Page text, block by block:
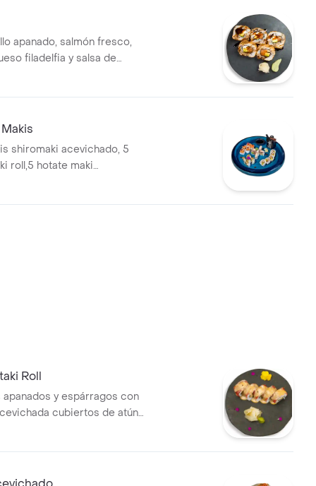
apanado, salmón fresco,
filadelfia y salsa de
shiromaki acevichado, 5
roll,5 hotate maki
kinoko maki.
Roll
apanados y espárragos con
cubiertos de atún